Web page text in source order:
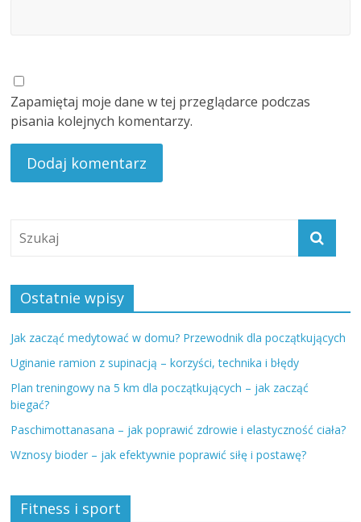
Zapamiętaj moje dane w tej przeglądarce podczas
pisania kolejnych komentarzy.
Ostatnie wpisy
Jak zacząć medytować w domu? Przewodnik dla początkujących
Uginanie ramion z supinacją – korzyści, technika i błędy
Plan treningowy na 5 km dla początkujących – jak zacząć
biegać?
Paschimottanasana – jak poprawić zdrowie i elastyczność ciała?
Wznosy bioder – jak efektywnie poprawić siłę i postawę?
Fitness i sport